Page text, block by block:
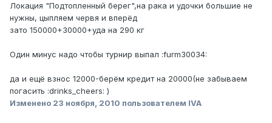
Локация "Подтопленный берег",на рака и удочки большие не
нужны, цыпляем червя и вперёд
зато 150000+30000+уда на 290 кг
Один минус надо чтобы турнир выпал :furm30034:
да и ещё взнос 12000-берём кредит на 20000(не забываем
погасить :drinks_cheers: )
Изменено 23 ноября, 2010 пользователем IVA